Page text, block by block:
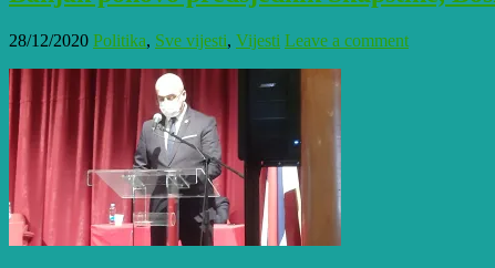
28/12/2020 Politika, Sve vijesti, Vijesti Leave a comment